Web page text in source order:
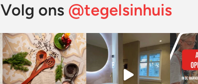
Volg ons @tegelsinhuis